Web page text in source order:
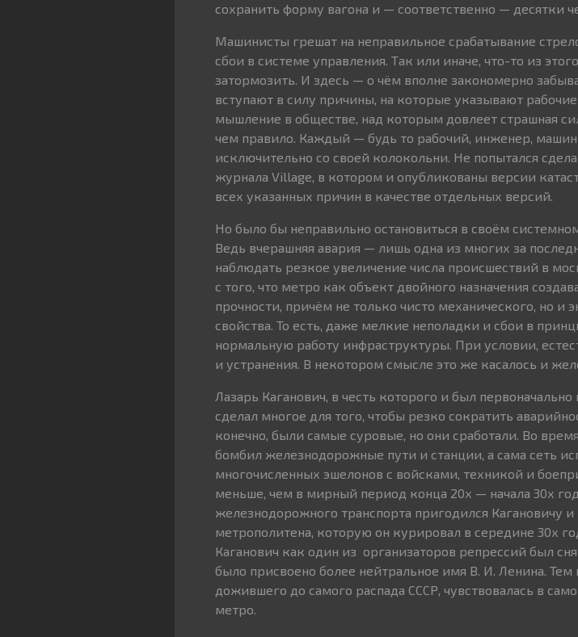
сохранить форму вагона и — соответственно — десятки
Машинисты грешат на неправильное срабатывание
сбои в системе управления. Так или иначе, что-то из
затормозить. И здесь — о чём вполне закономерно
вступают в силу причины, на которые указывают
мышление в обществе, над которым довлеет страшная
чем правило. Каждый — будь то рабочий, инженер,
исключительно со своей колокольни. Не попытался
журнала Village, в котором и опубликованы версии
всех указанных причин в качестве отдельных версий.
Но было бы неправильно остановиться в своём
Ведь вчерашняя авария — лишь одна из многих за
наблюдать резкое увеличение числа происшествий в
с того, что метро как объект двойного назначения
прочности, причём не только чисто механического, но и
свойства. То есть, даже мелкие неполадки и сбои в
нормальную работу инфраструктуры. При условии,
и устранения. В некотором смысле это же касалось и
Лазарь Каганович, в честь которого и был
сделал многое для того, чтобы резко сократить
конечно, были самые суровые, но они сработали. Во
бомбил железнодорожные пути и станции, а сама сеть
многочисленных эшелонов с войсками, техникой и
меньше, чем в мирный период конца 20х — начала 30х
железнодорожного транспорта пригодился Кагановичу
метрополитена, которую он курировал в середине 30х
Каганович как один из организаторов репрессий был
было присвоено более нейтральное имя В. И. Ленина. Тем
дожившего до самого распада СССР, чувствовалась в
метро.